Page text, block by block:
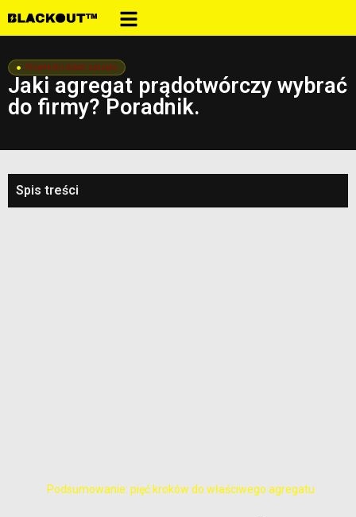
Poradniki i dobór sprzętu
Jaki agregat prądotwórczy wybrać
do firmy? Poradnik.
Spis treści
Podsumowanie: pięć kroków do właściwego agregatu